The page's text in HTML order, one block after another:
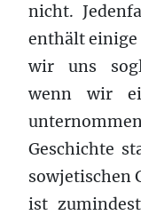
nicht.
enthält
wir uns
wenn wir
Geschichte
sowjetischen
ist